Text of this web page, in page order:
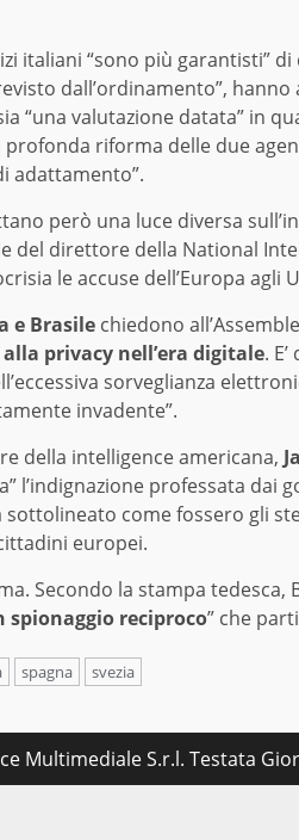
italiani “sono più garantisti” di
dall’ordinamento”,
“una valutazione datata” in
riforma delle due
adattamento”.
però una luce diversa
direttore della National
le accuse dell’Europa agli
e Brasile chiedono
privacy nell’era digitale.
sorveglianza
invadente”.
della intelligence americana,
l’indignazione professata dai
sottolineato come fossero gli
europei.
Secondo la stampa tedesca,
spionaggio reciproco” che
spagna svezia
Multimediale S.r.l. Testata